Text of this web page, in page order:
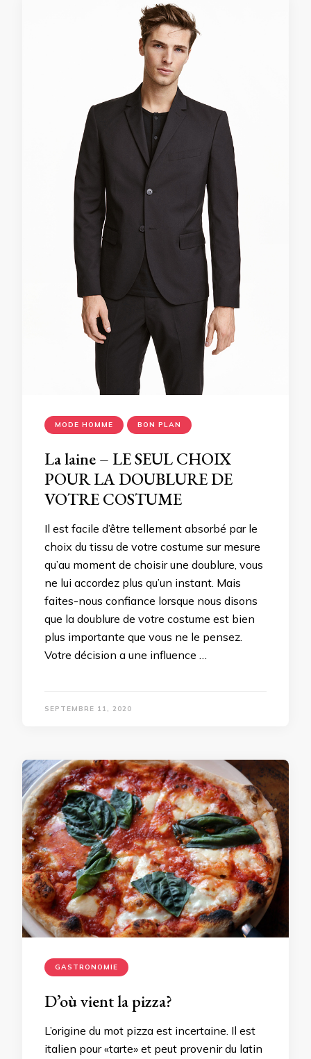
MODE HOMME BON PLAN
La laine – LE SEUL CHOIX
POUR LA DOUBLURE DE
VOTRE COSTUME
Il est facile d’être tellement absorbé par le
choix du tissu de votre costume sur mesure
qu’au moment de choisir une doublure, vous
ne lui accordez plus qu’un instant. Mais
faites-nous confiance lorsque nous disons
que la doublure de votre costume est bien
plus importante que vous ne le pensez.
Votre décision a une influence …
SEPTEMBRE 11, 2020
GASTRONOMIE
D’où vient la pizza?
L’origine du mot pizza est incertaine. Il est
italien pour «tarte» et peut provenir du latin